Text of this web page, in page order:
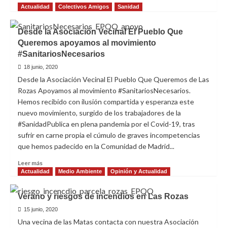
Que
2019
Actualidad
Colectivos Amigos Sanidad
Desde la Asociación Vecinal El Pueblo Que
Queremos apoyamos al movimiento
#SanitariosNecesarios
18 junio, 2020
Desde la Asociación Vecinal El Pueblo Que Queremos de Las
Rozas Apoyamos al movimiento #SanitariosNecesarios.
Hemos recibido con ilusión compartida y esperanza este
nuevo movimiento, surgido de los trabajadores de la
#SanidadPublica en plena pandemia por el Covid-19, tras
sufrir en carne propia el cúmulo de graves incompetencias
que hemos padecido en la Comunidad de Madrid...
Leer más
más
Desde
la
Asociación
Vecinal
Actualidad Medio Ambiente Opinión y Actualidad
Verano y riesgos de incendios en Las Rozas
15 junio, 2020
Una vecina de las Matas contacta con nuestra Asociación